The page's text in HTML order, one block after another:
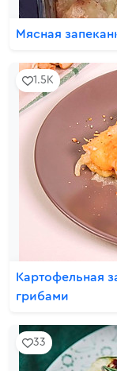
Мясная
1.5K
Картофельная
грибами
33